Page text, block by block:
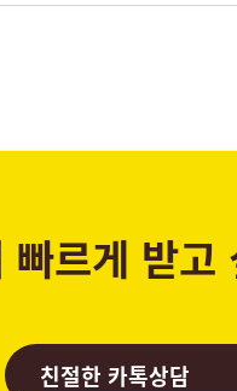
르게 받고
친절한 카톡상담